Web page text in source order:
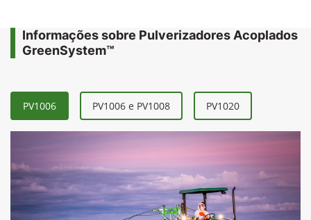
Informações sobre Pulverizadores Acoplados
GreenSystem™
PV1006 PV1006 e PV1008 PV1020